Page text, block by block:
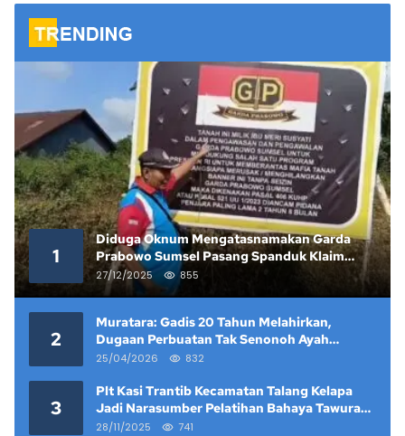
1
Diduga Oknum Mengatasnamakan Garda
Prabowo Sumsel Pasang Spanduk Klaim
Lahan yang Telah Diputus Pengadilan
27/12/2025 855
2
Muratara: Gadis 20 Tahun Melahirkan,
Dugaan Perbuatan Tak Senonoh Ayah
Kandung Mencuat
25/04/2026 832
3
Plt Kasi Trantib Kecamatan Talang Kelapa
Jadi Narasumber Pelatihan Bahaya Tawuran
dan Narkoba di Keramat Raya
28/11/2025 741